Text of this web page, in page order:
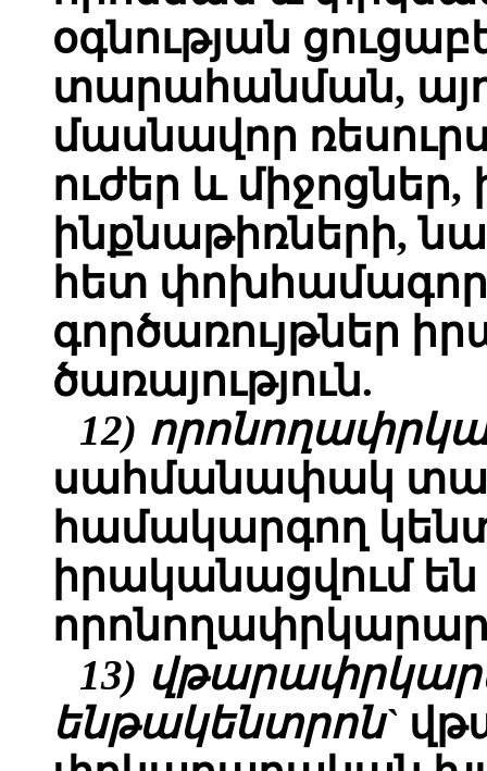
օգնության
տարահանման,
մասնավոր
ուժեր և
ինքնաթիռների,
հետ
գործառույթներ
ծառայություն.
12)
սահմանափակ
համակարգող
իրականացվում են
13)
ենթակենտրոն`